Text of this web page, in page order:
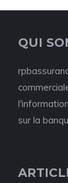
QUI
sur la